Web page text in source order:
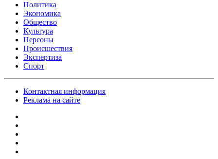
Политика
Экономика
Общество
Культура
Персоны
Происшествия
Экспертиза
Спорт
Контактная информация
Реклама на сайте